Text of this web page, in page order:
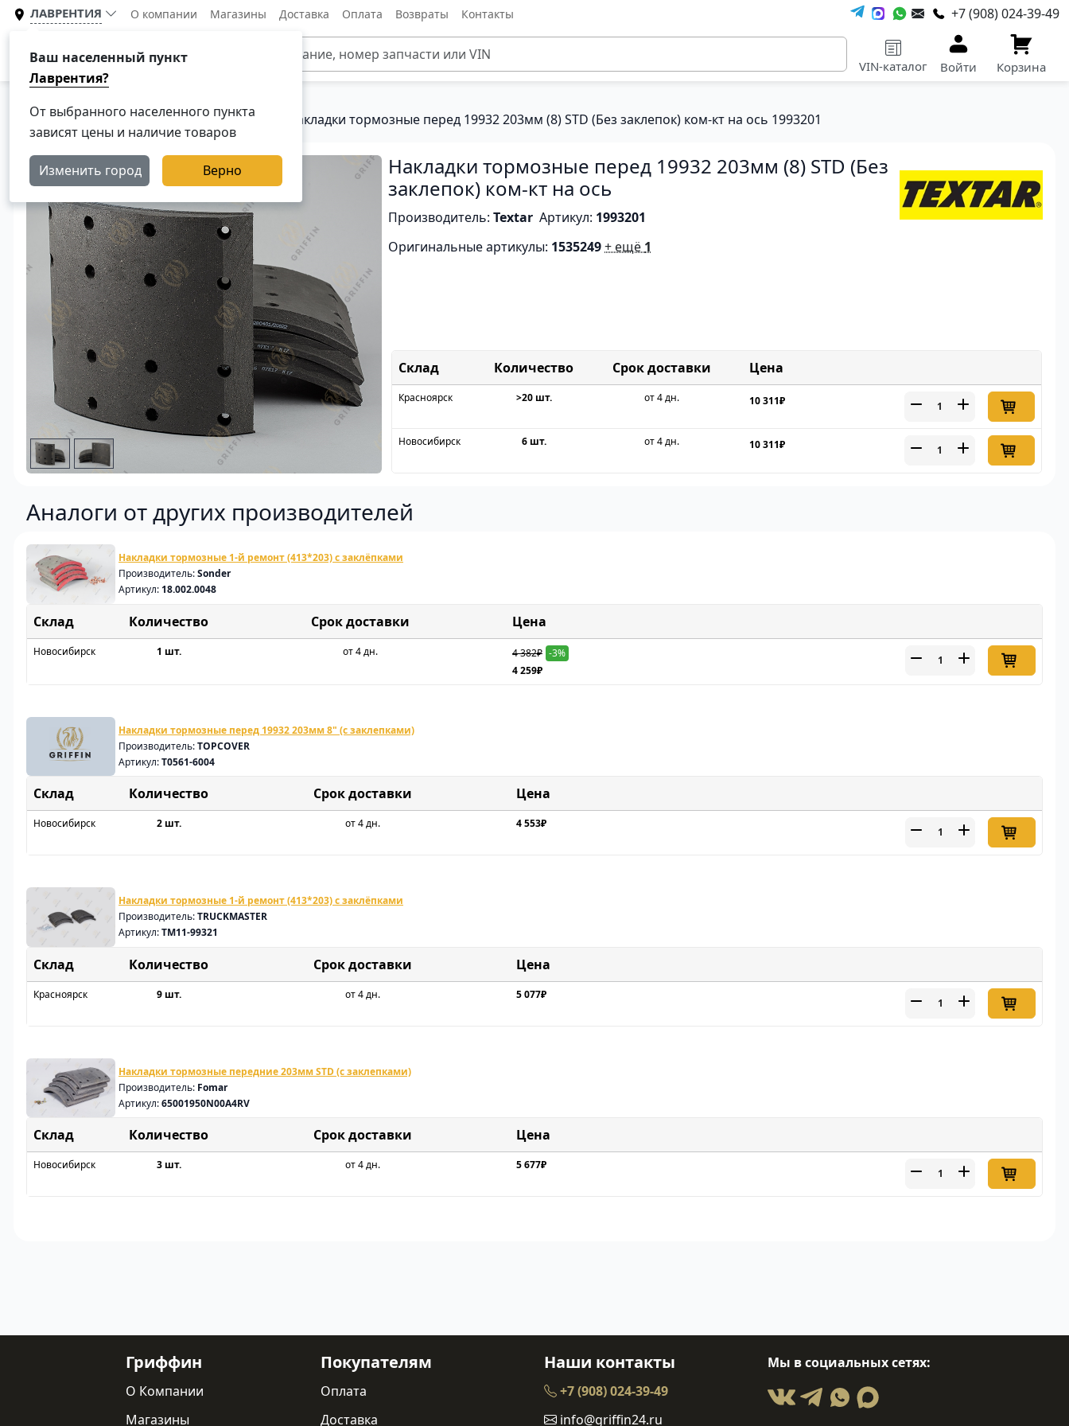
ЛАВРЕНТИЯ
Ваш населенный пункт
Лаврентия?
От выбранного населенного пункта
зависят цены и наличие товаров
Изменить город Верно
О компании Магазины Доставка Оплата Возвраты Контакты +7 (908) 024-39-49
Каталог
VIN-каталог Войти Корзина
Главная Каталог Тормозная система Накладки тормозные перед 19932 203мм (8) STD (Без заклепок) ком-кт на ось 1993201
Накладки тормозные перед 19932 203мм (8) STD (Без
заклепок) ком-кт на ось
Производитель:Textar Артикул: 1993201
Оригинальные артикулы: 1535249+ ещё 1
Склад Срок доставки Цена
Красноярск >20 шт. от 4 дн. 10 311₽
Новосибирск 6 шт. от 4 дн. 10 311₽
Аналоги от других производителей
Накладки тормозные 1-й ремонт (413*203) с заклёпками
Производитель:Sonder
Артикул: 18.002.0048
Склад Срок доставки Цена
Новосибирск 1 шт. от 4 дн. 4 382₽ -3%
4 259₽
Накладки тормозные перед 19932 203мм 8" (с заклепками)
Производитель:TOPCOVER
Артикул:T0561-6004
Склад Срок доставки Цена
Новосибирск 2 шт. от 4 дн. 4 553₽
Накладки тормозные 1-й ремонт (413*203) с заклёпками
Производитель:TRUCKMASTER
Артикул:TM11-99321
Склад Срок доставки Цена
Красноярск 9 шт. от 4 дн. 5 077₽
Накладки тормозные передние 203мм STD (с заклепками)
Производитель: Fomar
Артикул:65001950N00A4RV
Склад Срок доставки Цена
Новосибирск 3 шт. от 4 дн. 5 677₽
Гриффин
О Компании
Магазины
Покупателям
Оплата
Доставка
Наши контакты
+7 (908) 024-39-49
info@griffin24.ru
Мы в социальных сетях: